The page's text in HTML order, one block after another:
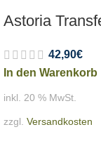
Astoria
42,90€
In den Warenkorb
inkl. 20 % MwSt.
zzgl. Versandkosten